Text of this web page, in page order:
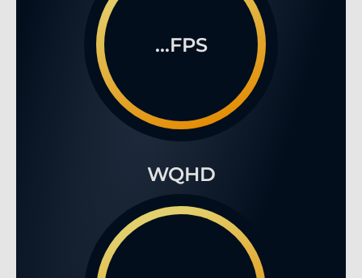
...FPS
WQHD